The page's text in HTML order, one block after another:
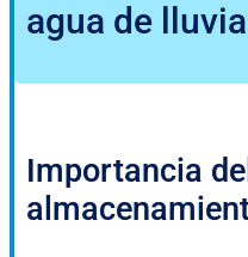
agua de lluvia
Importancia